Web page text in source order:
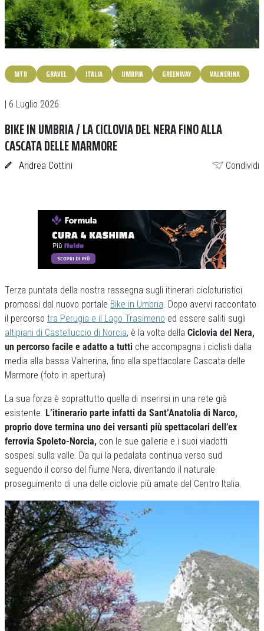
MTB GRAVEL ITALIA UMBRIA GREENWAY VALNERINA
| 6 Luglio 2026
BIKE IN UMBRIA / LA CICLOVIA DEL NERA FINO ALLA
CASCATA DELLE MARMORE
Andrea Cottini Condividi
Terza puntata della nostra rassegna sugli itinerari cicloturistici
promossi dal nuovo portale Bike in Umbria. Dopo avervi raccontato
il percorso tra Perugia e il Lago Trasimeno ed essere saliti sugli
altipiani di Castelluccio di Norcia, è la volta della Ciclovia del Nera,
un percorso facile e adatto a tutti che accompagna i ciclisti dalla
media alla bassa Valnerina, fino alla spettacolare Cascata delle
Marmore (foto in apertura)
La sua forza è soprattutto quella di inserirsi in una rete già
esistente. L’itinerario parte infatti da Sant’Anatolia di Narco,
proprio dove termina uno dei versanti più spettacolari dell’ex
ferrovia Spoleto-Norcia, con le sue gallerie e i suoi viadotti
sospesi sulla valle. Da qui la pedalata continua verso sud
seguendo il corso del fiume Nera, diventando il naturale
proseguimento di una delle ciclovie più amate del Centro Italia.